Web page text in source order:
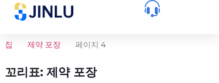
집 제약 포장 페이지 4
꼬리표: 제약 포장